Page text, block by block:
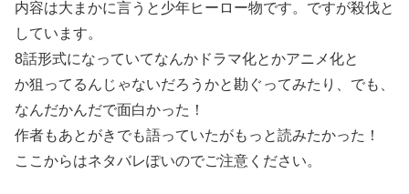
内容は大まかに言うと少年ヒーロー物です。ですが殺伐と
しています。
8話形式になっていてなんかドラマ化とかアニメ化と
か狙ってるんじゃないだろうかと勘ぐってみたり、でも、
なんだかんだで面白かった！
作者もあとがきでも語っていたがもっと読みたかった！
ここからはネタバレぽいのでご注意ください。